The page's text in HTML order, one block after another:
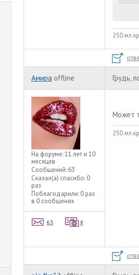
250 мл
Амира offline Грудь,
На форуме:11 лет и 10
месяцев
Сообщений: 63
Сказал(а) спасибо: 0
раз
Поблагодарили: 0 раз
в 0 сообщенях
63 4
Может
250 мл